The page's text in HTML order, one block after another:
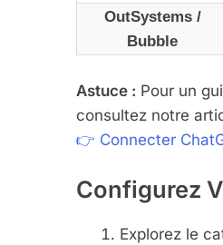
OutSystems /
Bubble
Astuce : Pour un
consultez notre
👉 Connecter
Configurez
Explorez le